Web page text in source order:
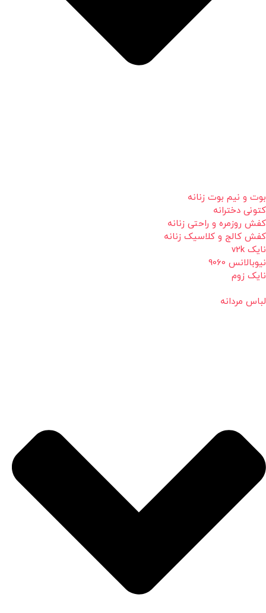
بوت و نیم بوت زنانه
کتونی دخترانه
کفش روزمره و راحتی زنانه
کفش کالج و کلاسیک زنانه
نایک v2k
نیوبالانس 9060
نایک زوم
لباس مردانه